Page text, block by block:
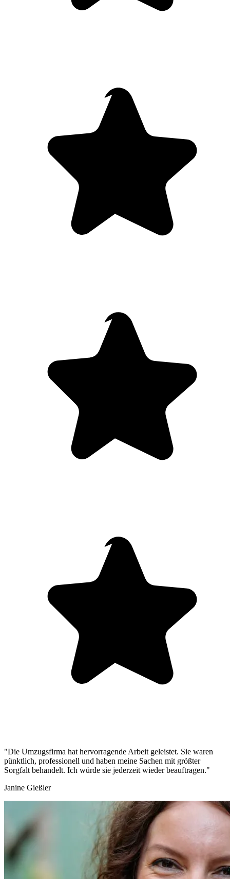
"Die Umzugsfirma hat hervorragende Arbeit geleistet. Sie waren
pünktlich, professionell und haben meine Sachen mit größter
Sorgfalt behandelt. Ich würde sie jederzeit wieder beauftragen."
Janine Gießler